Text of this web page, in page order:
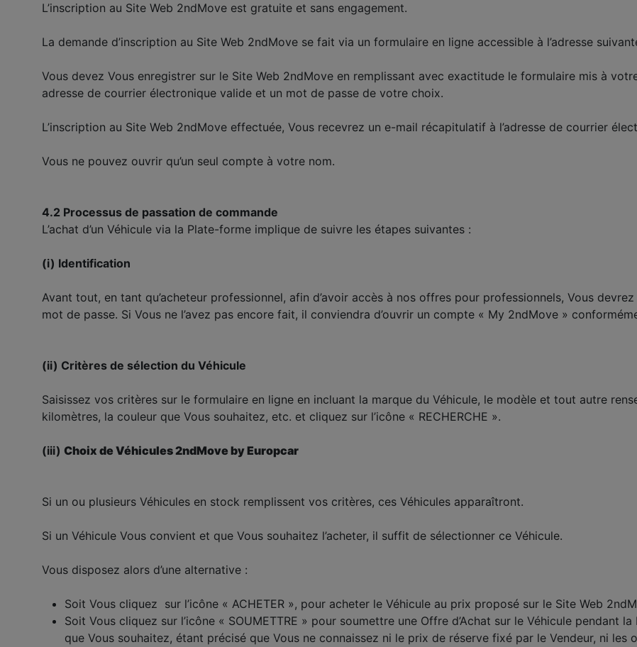
L’inscription au Site Web 2ndMove est gratuite et sans engagement.
La demande d’inscription au Site Web 2ndMove se fait via un formulaire en ligne accessible à l’adresse
Vous devez Vous enregistrer sur le Site Web 2ndMove en remplissant avec exactitude le formulaire mis à
adresse de courrier électronique valide et un mot de passe de votre choix.
L’inscription au Site Web 2ndMove effectuée, Vous recevrez un e-mail récapitulatif à l’adresse de courrier
Vous ne pouvez ouvrir qu’un seul compte à votre nom.
4.2 Processus de passation de commande
L’achat d’un Véhicule via la Plate-forme implique de suivre les étapes suivantes :
(i) Identification
Avant tout, en tant qu’acheteur professionnel, afin d’avoir accès à nos offres pour professionnels, Vous
mot de passe. Si Vous ne l’avez pas encore fait, il conviendra d’ouvrir un compte « My 2ndMove »
(ii) Critères de sélection du Véhicule
Saisissez vos critères sur le formulaire en ligne en incluant la marque du Véhicule, le modèle et tout autre
kilomètres, la couleur que Vous souhaitez, etc. et cliquez sur l’icône « RECHERCHE ».
(iii) Choix de Véhicules 2ndMove by Europcar
Si un ou plusieurs Véhicules en stock remplissent vos critères, ces Véhicules apparaîtront.
Si un Véhicule Vous convient et que Vous souhaitez l’acheter, il suffit de sélectionner ce Véhicule.
Vous disposez alors d’une alternative :
Soit Vous cliquez sur l’icône « ACHETER », pour acheter le Véhicule au prix proposé sur le Site Web
Soit Vous cliquez sur l’icône « SOUMETTRE » pour soumettre une Offre d’Achat sur le Véhicule pendant
que Vous souhaitez, étant précisé que Vous ne connaissez ni le prix de réserve fixé par le Vendeur, ni les